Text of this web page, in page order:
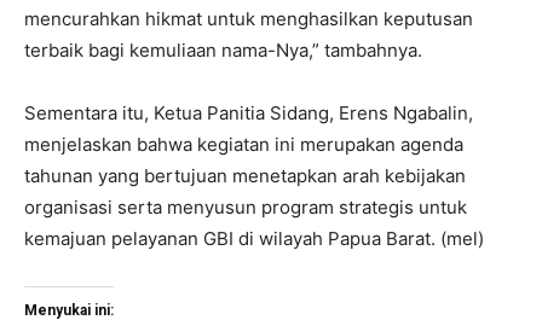
mencurahkan hikmat untuk menghasilkan keputusan
terbaik bagi kemuliaan nama-Nya,” tambahnya.
Sementara itu, Ketua Panitia Sidang, Erens Ngabalin,
menjelaskan bahwa kegiatan ini merupakan agenda
tahunan yang bertujuan menetapkan arah kebijakan
organisasi serta menyusun program strategis untuk
kemajuan pelayanan GBI di wilayah Papua Barat. (mel)
Menyukai ini: